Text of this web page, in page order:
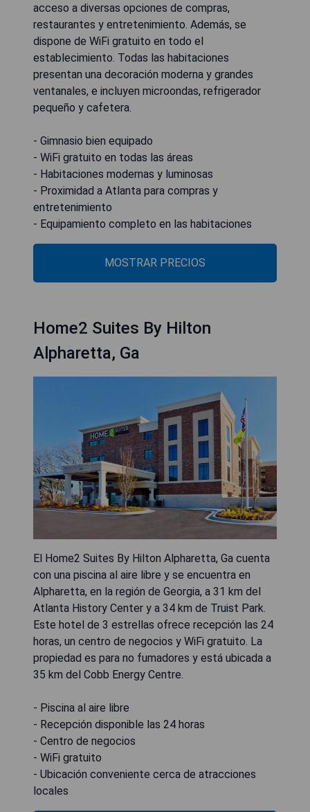
acceso a diversas opciones de compras,
restaurantes y entretenimiento. Además, se
dispone de WiFi gratuito en todo el
establecimiento. Todas las habitaciones
presentan una decoración moderna y grandes
ventanales, e incluyen microondas, refrigerador
pequeño y cafetera.
- Gimnasio bien equipado
- WiFi gratuito en todas las áreas
- Habitaciones modernas y luminosas
- Proximidad a Atlanta para compras y
entretenimiento
- Equipamiento completo en las habitaciones
MOSTRAR PRECIOS
Home2 Suites By Hilton
Alpharetta, Ga
El Home2 Suites By Hilton Alpharetta, Ga cuenta
con una piscina al aire libre y se encuentra en
Alpharetta, en la región de Georgia, a 31 km del
Atlanta History Center y a 34 km de Truist Park.
Este hotel de 3 estrellas ofrece recepción las 24
horas, un centro de negocios y WiFi gratuito. La
propiedad es para no fumadores y está ubicada a
35 km del Cobb Energy Centre.
- Piscina al aire libre
- Recepción disponible las 24 horas
- Centro de negocios
- WiFi gratuito
- Ubicación conveniente cerca de atracciones
locales